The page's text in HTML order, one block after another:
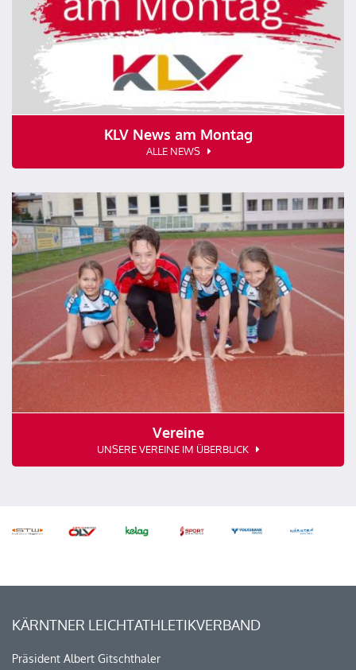
KLV News am Montag
ALLE NEWS
Vereine
UNSERE VEREINE IM ÜBERBLICK
KÄRNTNER LEICHTATHLETIKVERBAND
Präsident Albert Gitschthaler